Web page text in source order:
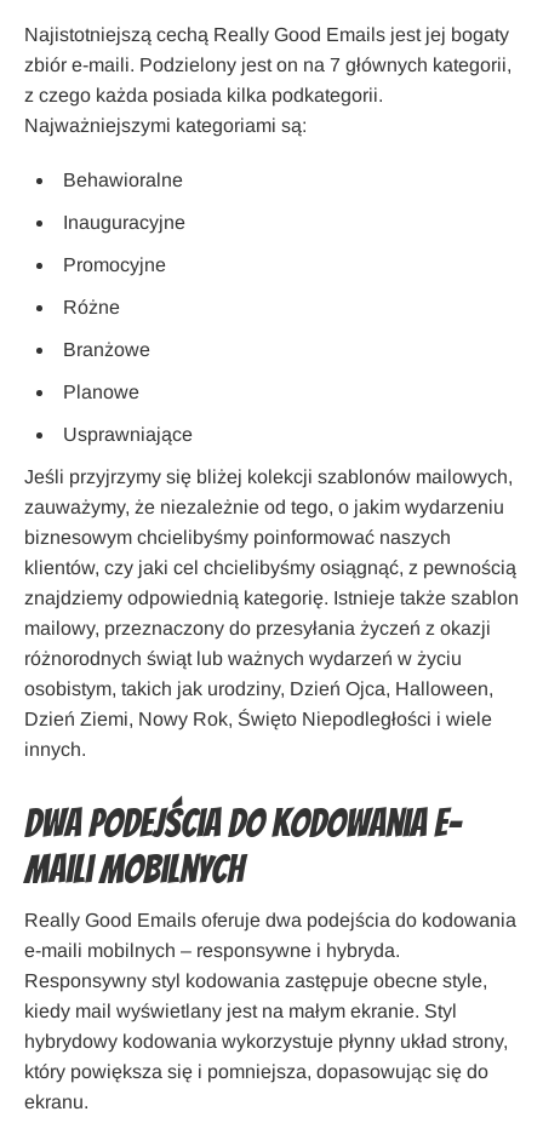
Najistotniejszą cechą Really Good Emails jest jej bogaty
zbiór e-maili. Podzielony jest on na 7 głównych kategorii,
z czego każda posiada kilka podkategorii.
Najważniejszymi kategoriami są:
Behawioralne
Inauguracyjne
Promocyjne
Różne
Branżowe
Planowe
Usprawniające
Jeśli przyjrzymy się bliżej kolekcji szablonów mailowych,
zauważymy, że niezależnie od tego, o jakim wydarzeniu
biznesowym chcielibyśmy poinformować naszych
klientów, czy jaki cel chcielibyśmy osiągnąć, z pewnością
znajdziemy odpowiednią kategorię. Istnieje także szablon
mailowy, przeznaczony do przesyłania życzeń z okazji
różnorodnych świąt lub ważnych wydarzeń w życiu
osobistym, takich jak urodziny, Dzień Ojca, Halloween,
Dzień Ziemi, Nowy Rok, Święto Niepodległości i wiele
innych.
Dwa podejścia do kodowania e-
maili mobilnych
Really Good Emails oferuje dwa podejścia do kodowania
e-maili mobilnych – responsywne i hybryda.
Responsywny styl kodowania zastępuje obecne style,
kiedy mail wyświetlany jest na małym ekranie. Styl
hybrydowy kodowania wykorzystuje płynny układ strony,
który powiększa się i pomniejsza, dopasowując się do
ekranu.